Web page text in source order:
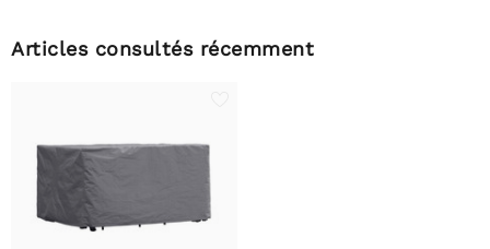
Articles consultés récemment